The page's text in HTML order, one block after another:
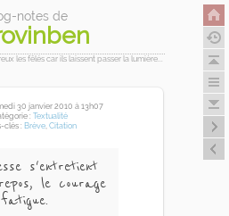
notes de
les fêlés car ils laissent passer la lumière...
30 janvier 2010 à 13h07
: Textualité
clés : Brève, Citation
s'entretient
le courage